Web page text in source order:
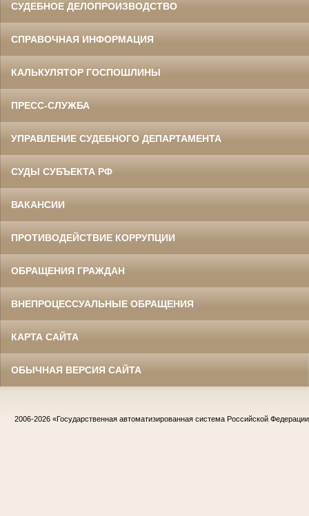
СУДЕБНОЕ ДЕЛОПРОИЗВОДСТВО
СПРАВОЧНАЯ ИНФОРМАЦИЯ
КАЛЬКУЛЯТОР ГОСПОШЛИНЫ
ПРЕСС-СЛУЖБА
УПРАВЛЕНИЕ СУДЕБНОГО ДЕПАРТАМЕНТА
СУДЫ СУБЪЕКТА РФ
ВАКАНСИИ
ПРОТИВОДЕЙСТВИЕ КОРРУПЦИИ
ОБРАЩЕНИЯ ГРАЖДАН
ВНЕПРОЦЕССУАЛЬНЫЕ ОБРАЩЕНИЯ
КАРТА САЙТА
ОБЫЧНАЯ ВЕРСИЯ САЙТА
2006-2026 «Государственная автоматизированная система Российской